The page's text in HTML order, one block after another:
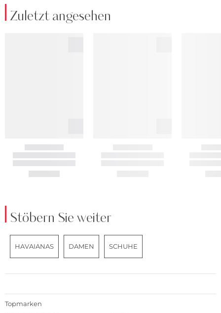
Zuletzt angesehen
Stöbern Sie weiter
HAVAIANAS DAMEN SCHUHE
Topmarken